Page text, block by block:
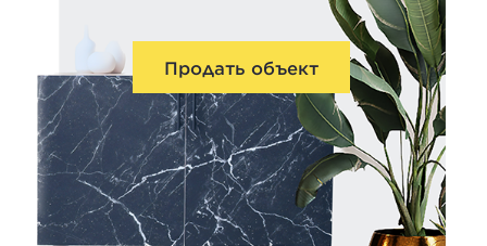
Продать объект